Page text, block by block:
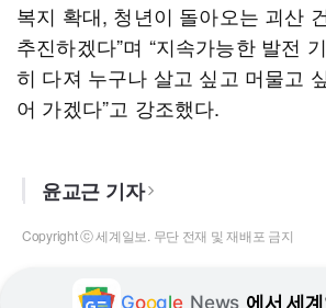
복지 확대, 청년이 돌아오는 괴산
추진하겠다”며 “지속가능한 발전
히 다져 누구나 살고 싶고 머물고
어 가겠다”고 강조했다.
윤교근 기자
Copyright ⓒ 세계일보. 무단 전재 및 재배포 금지
Google News 에서 세